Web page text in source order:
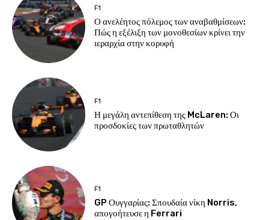
F1
Ο ανελέητος πόλεμος των αναβαθμίσεων:
Πώς η εξέλιξη των μονοθεσίων κρίνει την
ιεραρχία στην κορυφή
F1
Η μεγάλη αντεπίθεση της McLaren: Οι
προσδοκίες των πρωταθλητών
F1
GP Ουγγαρίας: Σπουδαία νίκη Norris,
απογοήτευσε η Ferrari